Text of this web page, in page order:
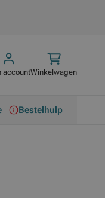
accountWinkelwagen
Bestelhulp